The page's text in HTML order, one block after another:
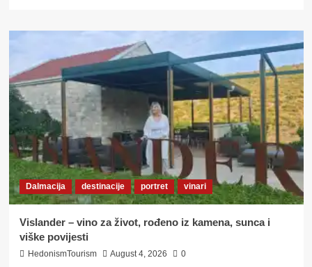
Dalmacija destinacije portret vinari
Vislander – vino za život, rođeno iz kamena, sunca i
viške povijesti
HedonismTourism August 4, 2026 0